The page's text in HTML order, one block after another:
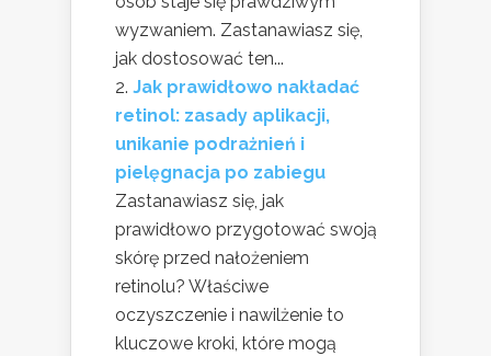
wyzwaniem. Zastanawiasz się,
jak dostosować ten...
Jak prawidłowo nakładać
retinol: zasady aplikacji,
unikanie podrażnień i
pielęgnacja po zabiegu
Zastanawiasz się, jak
prawidłowo przygotować swoją
skórę przed nałożeniem
retinolu? Właściwe
oczyszczenie i nawilżenie to
kluczowe kroki, które mogą